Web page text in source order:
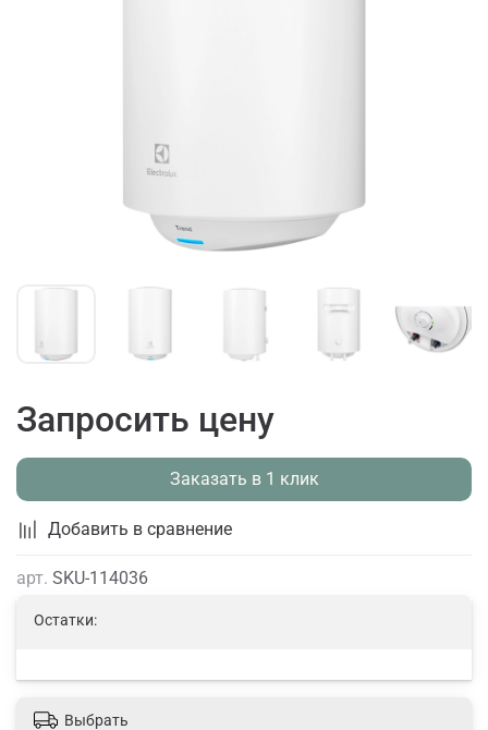
Добавить в сравнение
арт. SKU-114036
Запросить цену
Заказать в 1 клик
Остатки:
Выбрать